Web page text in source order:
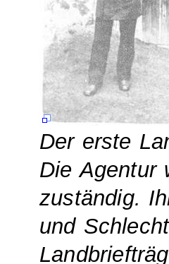
Der erste
Die Agentur
zuständig.
und